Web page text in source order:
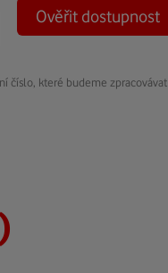
Ověřit dostupnost
číslo, které budeme zpracovávat